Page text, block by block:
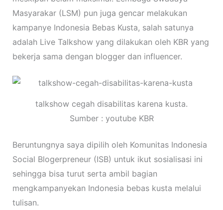
Masyarakar (LSM) pun juga gencar melakukan
kampanye Indonesia Bebas Kusta, salah satunya
adalah Live Talkshow yang dilakukan oleh KBR yang
bekerja sama dengan blogger dan influencer.
talkshow cegah disabilitas karena kusta.
Sumber : youtube KBR
Beruntungnya saya dipilih oleh Komunitas Indonesia
Social Blogerpreneur (ISB) untuk ikut sosialisasi ini
sehingga bisa turut serta ambil bagian
mengkampanyekan Indonesia bebas kusta melalui
tulisan.